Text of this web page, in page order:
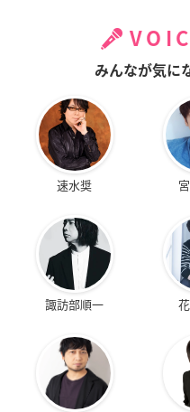
みんなが気に
速水奨
諏訪部順一